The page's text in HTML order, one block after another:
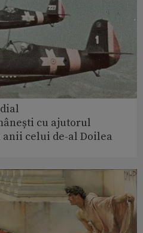
cu ajutorul
celui de-al Doilea